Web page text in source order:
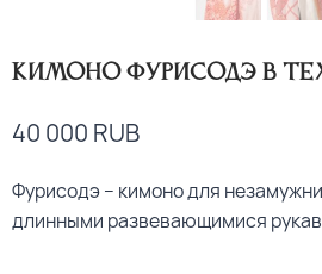
Кимоно фурисодэ в
40 000 RUB
Фурисодэ – кимоно для
длинными развевающимися